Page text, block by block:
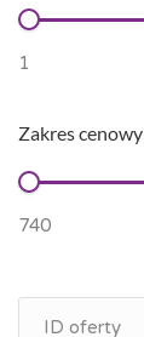
Zakres cenowy